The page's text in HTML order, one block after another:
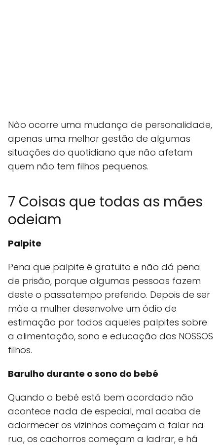
Não ocorre uma mudança de personalidade,
apenas uma melhor gestão de algumas
situações do quotidiano que não afetam
quem não tem filhos pequenos.
7 Coisas que todas as mães
odeiam
Palpite
Pena que palpite é gratuito e não dá pena
de prisão, porque algumas pessoas fazem
deste o passatempo preferido. Depois de ser
mãe a mulher desenvolve um ódio de
estimação por todos aqueles palpites sobre
a alimentação, sono e educação dos NOSSOS
filhos.
Barulho durante o sono do bebé
Quando o bebé está bem acordado não
acontece nada de especial, mal acaba de
adormecer os vizinhos começam a falar na
rua, os cachorros começam a ladrar, e há